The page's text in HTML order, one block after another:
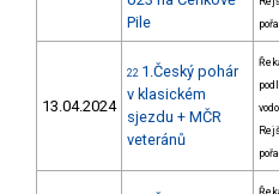
Pile
13.04.2024
22 1.Český pohár
v klasickém
sjezdu + MČR
veteránů